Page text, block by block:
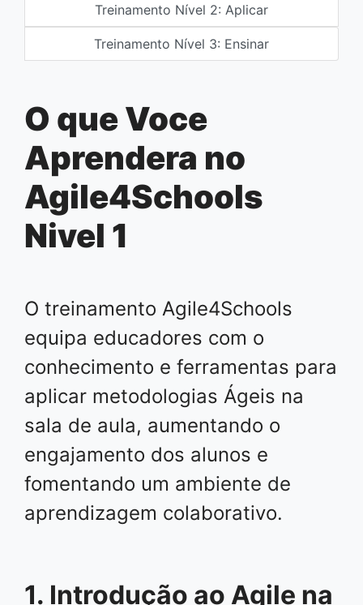
Treinamento Nível 2: Aplicar
Treinamento Nível 3: Ensinar
O que Voce
Aprendera no
Agile4Schools
Nivel 1
O treinamento Agile4Schools
equipa educadores com o
conhecimento e ferramentas para
aplicar metodologias Ágeis na
sala de aula, aumentando o
engajamento dos alunos e
fomentando um ambiente de
aprendizagem colaborativo.
1. Introdução ao Agile na